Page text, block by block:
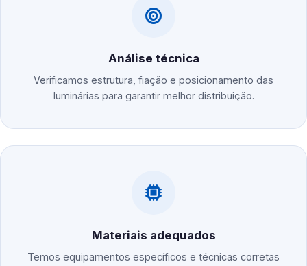
Análise técnica
Verificamos estrutura, fiação e posicionamento das
luminárias para garantir melhor distribuição.
Materiais adequados
Temos equipamentos específicos e técnicas corretas